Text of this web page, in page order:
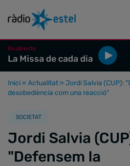
En directe
La Missa de cada dia
Inici » Actualitat » Jordi Salvia (CUP):
desobediència com una reacció"
SOCIETAT
Jordi Salvia
"Defensem la